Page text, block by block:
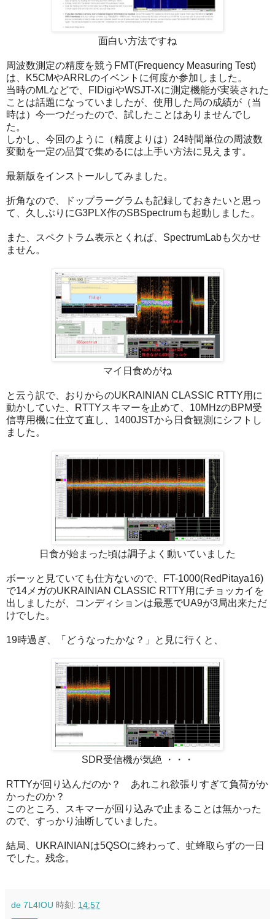
面白い方法ですね
周波数測定の精度を競うFMT(Frequency Measuring Test)
は、K5CMやARRLのイベントに何度か参加しました。
当時のMLなどで、FlDigiやWSJT-Xに測定機能が実装された
ことは話題になっていましたが、使用した局の成績が（当
時は）今一つだったので、試したことはありませんでし
た。
しかし、今回のように（精度よりは）24時間単位の周波数
変動を一定の品質で集めるには上手い方法に見えます。
最新版をインストールしてみました。
折角なので、ドップラーグラムも記録しておきたいと思っ
て、久しぶりにG3PLX作のSBSpectrumも起動しました。
また、スペクトラム表示とくれば、SpectrumLabも欠かせ
ません。
マイ日食めがね
と云う訳で、おりからのUKRAINIAN CLASSIC RTTY用に
動かしていた、RTTYスキマーを止めて、10MHzのBPM受
信専用機に仕立て直し、1400JSTから日食観測にシフトし
ました。
日食が始まった頃は調子よく動いていました
ボーッと見ていても仕方ないので、FT-1000(RedPitaya16)
で14メガのUKRAINIAN CLASSIC RTTY用にチョッカイを
出しましたが、コンディションは最悪でUA9が3局出来ただ
けでした。
19時過ぎ、「どうなったかな？」と見に行くと、
SDR受信機が気絶 ・・・
RTTYが回り込んだのか？ あれこれ欲張りすぎて負荷がか
かったのか？
このところ、スキマーが回り込みで止まることは無かった
ので、すっかり油断していました。
結局、UKRAINIANは5QSOに終わって、虻蜂取らずの一日
でした。残念。
de 7L4IOU 時刻: 14:57